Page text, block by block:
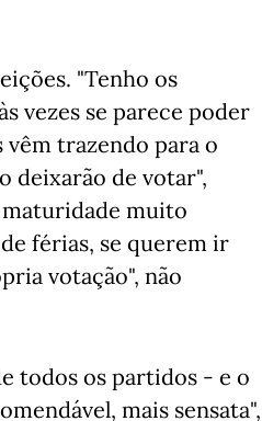
"Tenho os
vezes se parece poder
trazendo para o
deixarão de votar",
maturidade muito
férias, se querem ir
votação", não
todos os partidos - e o
mais sensata",